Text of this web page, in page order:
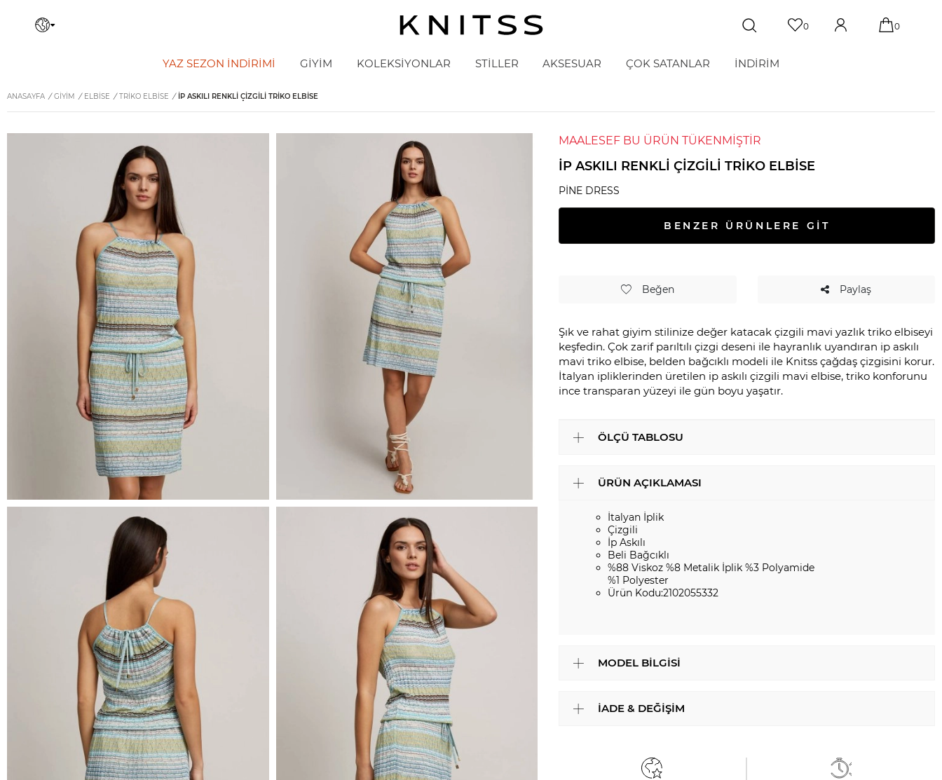
0 0
YAZ SEZON İNDIRIMI GİYİM KOLEKSİYONLAR STİLLER AKSESUAR ÇOK SATANLAR İNDİRİM
ANASAYFA / GİYİM / ELBISE / TRIKO ELBISE / İP ASKILI RENKLI ÇIZGILI TRIKO ELBISE
MAALESEF BU ÜRÜN TÜKENMİŞTİR
İP ASKILI RENKLI ÇIZGILI TRIKO ELBISE
PINE DRESS
BENZER ÜRÜNLERE GİT
Beğen Paylaş
Şık ve rahat giyim stilinize değer katacak çizgili mavi yazlık triko elbiseyi
keşfedin. Çok zarif parıltılı çizgi deseni ile hayranlık uyandıran ip askılı
mavi triko elbise, belden bağcıklı modeli ile Knitss çağdaş çizgisini korur.
İtalyan ipliklerinden üretilen ip askılı çizgili mavi elbise, triko konforunu
ince transparan yüzeyi ile gün boyu yaşatır.
ÖLÇÜ TABLOSU
ÜRÜN AÇIKLAMASI
İtalyan İplik
Çizgili
İp Askılı
Beli Bağcıklı
%88 Viskoz %8 Metalik İplik %3 Polyamide
%1 Polyester
Ürün Kodu:2102055332
MODEL BILGISI
İADE & DEĞIŞIM